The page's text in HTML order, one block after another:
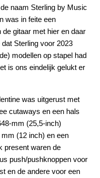
naam Sterling by Music
was in feite een
gitaar met hier en daar
Sterling voor 2023
modellen op stapel had
is ons eindelijk gelukt er
was uitgerust met
cutaways en een hals
mm (25,5-inch)
(12 inch) en een
present waren de
push/pushknoppen voor
en de andere voor een